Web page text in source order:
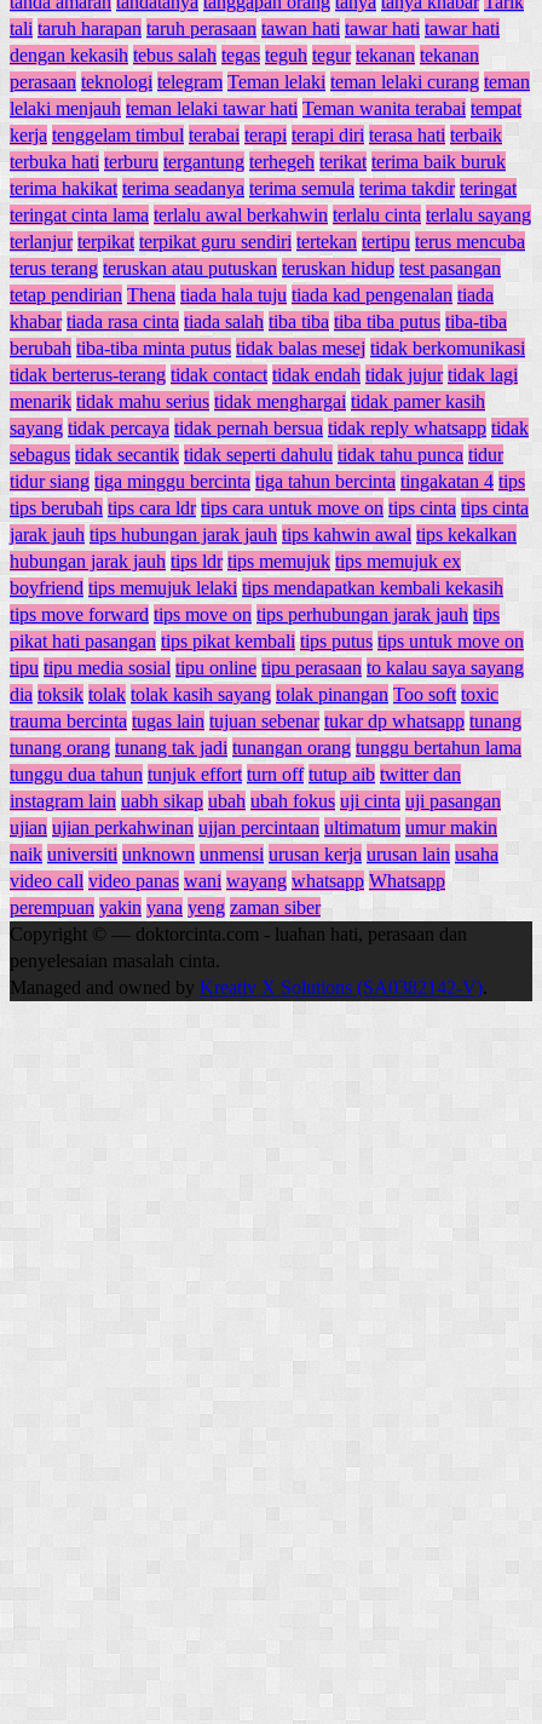
tali taruh harapan taruh perasaan tawan hati tawar hati tawar hati
dengan kekasih tebus salah tegas teguh tegur tekanan tekanan
perasaan teknologi telegram Teman lelaki teman lelaki curang teman
lelaki menjauh teman lelaki tawar hati Teman wanita terabai tempat
kerja tenggelam timbul terabai terapi terapi diri terasa hati terbaik
terbuka hati terburu tergantung terhegeh terikat terima baik buruk
terima hakikat terima seadanya terima semula terima takdir teringat
teringat cinta lama terlalu awal berkahwin terlalu cinta terlalu sayang
terlanjur terpikat terpikat guru sendiri tertekan tertipu terus mencuba
terus terang teruskan atau putuskan teruskan hidup test pasangan
tetap pendirian Thena tiada hala tuju tiada kad pengenalan tiada
khabar tiada rasa cinta tiada salah tiba tiba tiba tiba putus tiba-tiba
berubah tiba-tiba minta putus tidak balas mesej tidak berkomunikasi
tidak berterus-terang tidak contact tidak endah tidak jujur tidak lagi
menarik tidak mahu serius tidak menghargai tidak pamer kasih
sayang tidak percaya tidak pernah bersua tidak reply whatsapp tidak
sebagus tidak secantik tidak seperti dahulu tidak tahu punca tidur
tidur siang tiga minggu bercinta tiga tahun bercinta tingakatan 4 tips
tips berubah tips cara ldr tips cara untuk move on tips cinta tips cinta
jarak jauh tips hubungan jarak jauh tips kahwin awal tips kekalkan
hubungan jarak jauh tips ldr tips memujuk tips memujuk ex
boyfriend tips memujuk lelaki tips mendapatkan kembali kekasih
tips move forward tips move on tips perhubungan jarak jauh tips
pikat hati pasangan tips pikat kembali tips putus tips untuk move on
tipu tipu media sosial tipu online tipu perasaan to kalau saya sayang
dia toksik tolak tolak kasih sayang tolak pinangan Too soft toxic
trauma bercinta tugas lain tujuan sebenar tukar dp whatsapp tunang
tunang orang tunang tak jadi tunangan orang tunggu bertahun lama
tunggu dua tahun tunjuk effort turn off tutup aib twitter dan
instagram lain uabh sikap ubah ubah fokus uji cinta uji pasangan
ujian ujian perkahwinan ujjan percintaan ultimatum umur makin
naik universiti unknown unmensi urusan kerja urusan lain usaha
video call video panas wani wayang whatsapp Whatsapp
perempuan yakin yana yeng zaman siber
Copyright © — doktorcinta.com - luahan hati, perasaan dan
penyelesaian masalah cinta.
Managed and owned by Kreativ X Solutions (SA0382142-V).